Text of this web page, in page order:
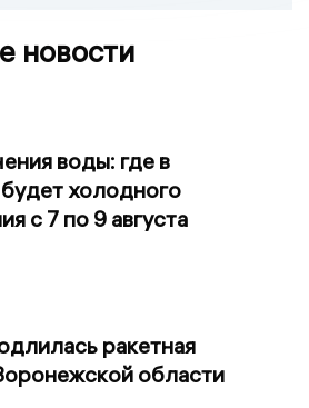
новости
воды: где в
холодного
с 7 по 9 августа
ракетная
области